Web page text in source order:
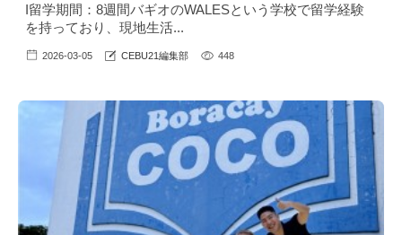
I留学期間：8週間バギオのWALESという学校で留学経験
を持っており、現地生活...
2026-03-05 CEBU21編集部 448